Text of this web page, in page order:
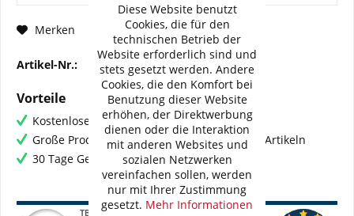
Merken Fragen zum Artikel?
Artikel-Nr.: 202-265
Vorteile
Kostenloser Versand ab € 60,- Bestellwert
Große Produktauswahl mit mehr als 80.000 Artikeln
30 Tage Geld-Zurück-Garantie
Diese Website benutzt
Cookies, die für den
technischen Betrieb der
Website erforderlich sind und
stets gesetzt werden. Andere
Cookies, die den Komfort bei
Benutzung dieser Website
erhöhen, der Direktwerbung
dienen oder die Interaktion
mit anderen Websites und
sozialen Netzwerken
vereinfachen sollen, werden
nur mit Ihrer Zustimmung
gesetzt. Mehr Informationen